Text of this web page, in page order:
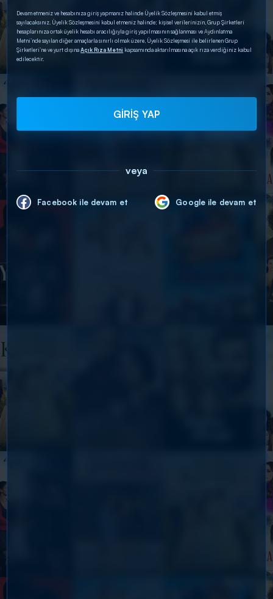
Devam etmeniz ve hesabınıza giriş yapmanız halinde Üyelik Sözleşmesini kabul etmiş
sayılacaksınız. Üyelik Sözleşmesini kabul etmeniz halinde; kişisel verilerinizin, Grup Şirketleri
hesaplarınıza ortak üyelik hesabı aracılığıyla giriş yapılmasının sağlanması ve Aydınlatma
Metni’nde sayılan diğer amaçlarla sınırlı olmak üzere, Üyelik Sözleşmesi ile belirlenen Grup
Şirketleri’ne ve yurt dışınaAçık Rıza Metni kapsamında aktarılmasına açık rıza verdiğiniz kabul
edilecektir.
GİRİŞ YAP
veya
Facebook ile devam et Google ile devam et